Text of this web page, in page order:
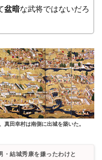
盆暗な武将ではないだろ
真田幸村は南側に出城を築いた。
・結城秀康を嫌ったわけと